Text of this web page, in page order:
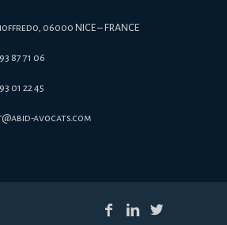
06000 NICE – FRANCE
87 71 06
01 22 45
avocats.com